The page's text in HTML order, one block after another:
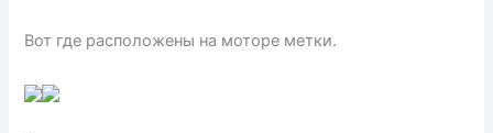
Вот где расположены на моторе метки.